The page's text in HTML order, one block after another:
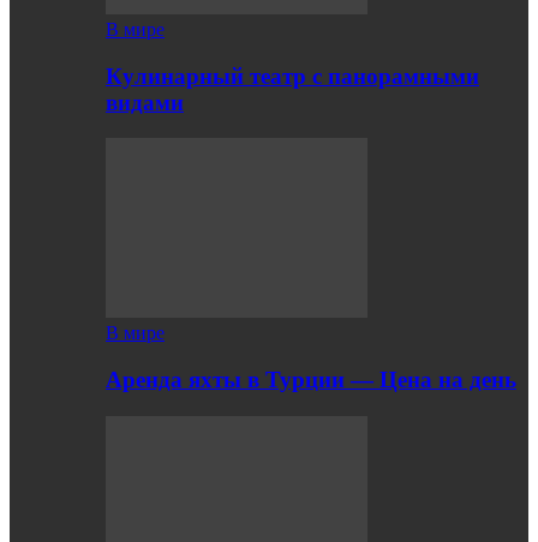
В мире
Кулинарный театр с панорамными
видами
В мире
Аренда яхты в Турции — Цена на день